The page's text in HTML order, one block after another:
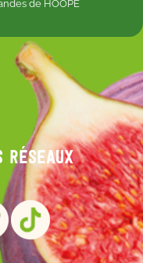
de HOOPE
réseaux